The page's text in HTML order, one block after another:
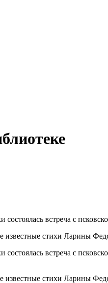
встреча с
стихи Ларины
встреча с
стихи Ларины